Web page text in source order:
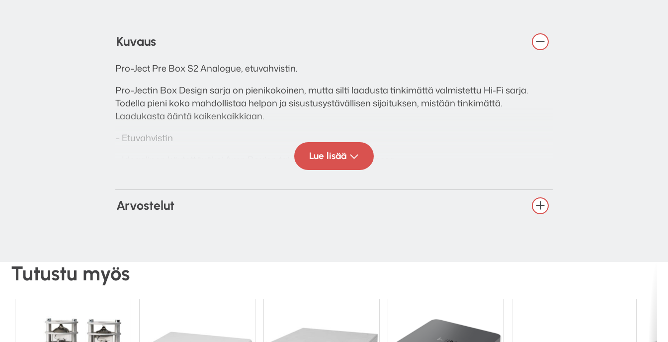
Kuvaus
Pro-Ject Pre Box S2 Analogue, etuvahvistin.
Pro-Jectin Box Design sarja on pienikokoinen, mutta silti laadusta tinkimättä valmistettu Hi-Fi sarja.
Todella pieni koko mahdollistaa helpon ja sisustusystävällisen sijoituksen, mistään tinkimättä.
Laadukasta ääntä kaikenkaikkiaan.
– Etuvahvistin
– Ideaalinen käytettäväksi Amp Boxien tai aktiivikaiuttimien kanssa
– Kullatut liitännät
– Lyhyet signaalitiet
– Parannettu kondensaattorit
Lue lisää
Arvostelut
Tutustu myös